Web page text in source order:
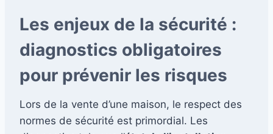
Les enjeux de la sécurité :
diagnostics obligatoires
pour prévenir les risques
Lors de la vente d’une maison, le respect des
normes de sécurité est primordial. Les